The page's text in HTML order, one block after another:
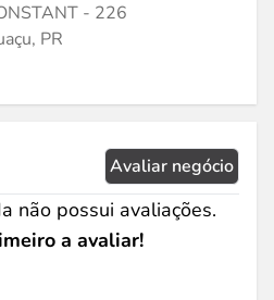
- 226
PR
Avaliar negócio
não possui avaliações.
a avaliar!